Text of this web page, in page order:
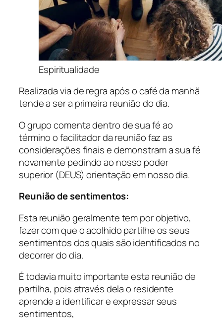
Espiritualidade
Realizada via de regra após o café da manhã
tende a ser a primeira reunião do dia.
O grupo comenta dentro de sua fé ao
término o facilitador da reunião faz as
considerações finais e demonstram a sua fé
novamente pedindo ao nosso poder
superior (DEUS) orientação em nosso dia.
Reunião de sentimentos:
Esta reunião geralmente tem por objetivo,
fazer com que o acolhido partilhe os seus
sentimentos dos quais são identificados no
decorrer do dia.
É todavia muito importante esta reunião de
partilha, pois através dela o residente
aprende a identificar e expressar seus
sentimentos,